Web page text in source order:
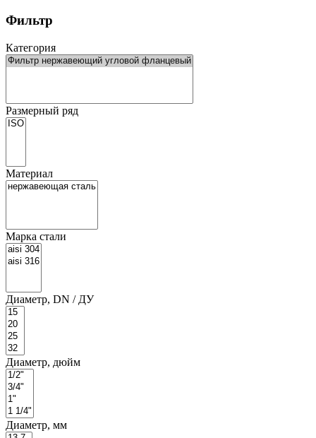
Фильтр
Категория
Размерный ряд
Материал
Марка стали
Диаметр, DN / ДУ
Диаметр, дюйм
Диаметр, мм